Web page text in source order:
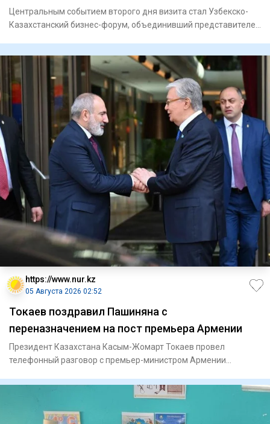
Центральным событием второго дня визита стал Узбекско-
Казахстанский бизнес-форум, объединивший представителей
https://www.nur.kz
05 Августа 2026 02:52
Токаев поздравил Пашиняна с
переназначением на пост премьера Армении
Президент Казахстана Касым-Жомарт Токаев провел
телефонный разговор с премьер-министром Армении